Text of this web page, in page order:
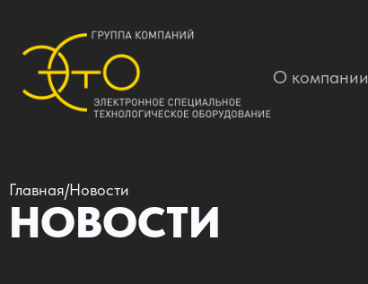
О компании
Главная/Новости
НОВОСТИ